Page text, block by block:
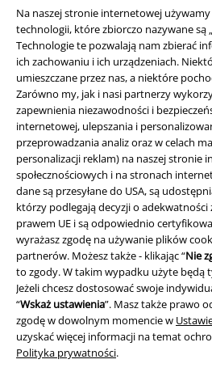
Na naszej stronie internetowej
technologii, które zbiorczo nazywane są
Technologie te pozwalają nam zbierać
ich zachowaniu i ich urządzeniach.
umieszczane przez nas, a niektóre
Zarówno my, jak i nasi partnerzy
zapewnienia niezawodności i
internetowej, ulepszania i
przeprowadzania analiz oraz w celach
personalizacji reklam) na naszej stronie
społecznościowych i na stronach
dane są przesyłane do USA, są
którzy podlegają decyzji o
prawem UE i są odpowiednio
wyrażasz zgodę na używanie plików
partnerów. Możesz także - klikając “Nie
to zgody. W takim wypadku użyte będą
Jeżeli chcesz dostosować swoje
“Wskaż ustawienia”. Masz także prawo
zgodę w dowolnym momencie w
uzyskać więcej informacji na temat
Polityka prywatności.
Ściągnij nową aplikację EMP - ZA
funkcji!
A Warner Music
Informacje prawne